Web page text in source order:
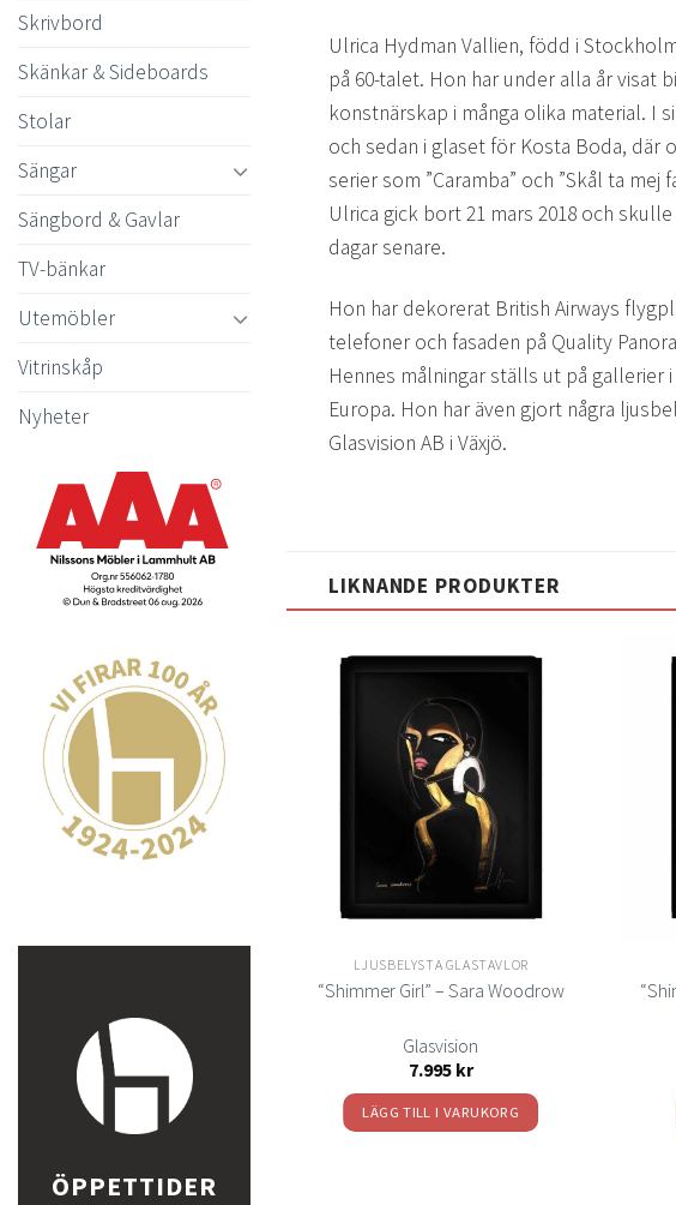
Skrivbord
Skänkar & Sideboards
Stolar
Sängar
Sängbord & Gavlar
TV-bänkar
Utemöbler
Vitrinskåp
Nyheter
ÖPPETTIDER
Ulrica Hydman Vallien, född i
på 60-talet. Hon har under alla år visat
konstnärskap i många olika material. I
och sedan i glaset för Kosta Boda, där
serier som ”Caramba” och ”Skål ta mej
Ulrica gick bort 21 mars 2018 och
dagar senare.
Hon har dekorerat British Airways
telefoner och fasaden på Quality
Hennes målningar ställs ut på gallerier i
Europa. Hon har även gjort några
Glasvision AB i Växjö.
LIKNANDE PRODUKTER
LJUSBELYSTA GLASTAVLOR
“Shimmer Girl” – Sara Woodrow
Glasvision
7.995 kr
LÄGG TILL I VARUKORG
Lägg
till i
önskelistan
SLUT I LAGER
Glasvision
7.995
LÄS MER